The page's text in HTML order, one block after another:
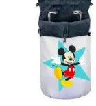
Comprar